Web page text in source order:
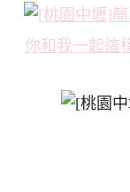
你和我一起這